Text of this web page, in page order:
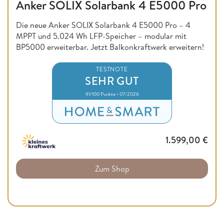
Anker SOLIX Solarbank 4 E5000 Pro
Die neue Anker SOLIX Solarbank 4 E5000 Pro – 4
MPPT und 5.024 Wh LFP-Speicher – modular mit
BP5000 erweiterbar. Jetzt Balkonkraftwerk erweitern!
TESTNOTE
SEHR GUT
91/100 Punkte • 07/2026
1.599,00 €
Zum Shop